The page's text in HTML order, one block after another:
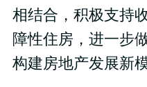
相结合，积极支持
障性住房，进一步
构建房地产发展新模